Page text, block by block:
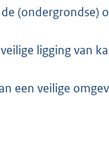
(ondergrondse)
ligging van
een veilige